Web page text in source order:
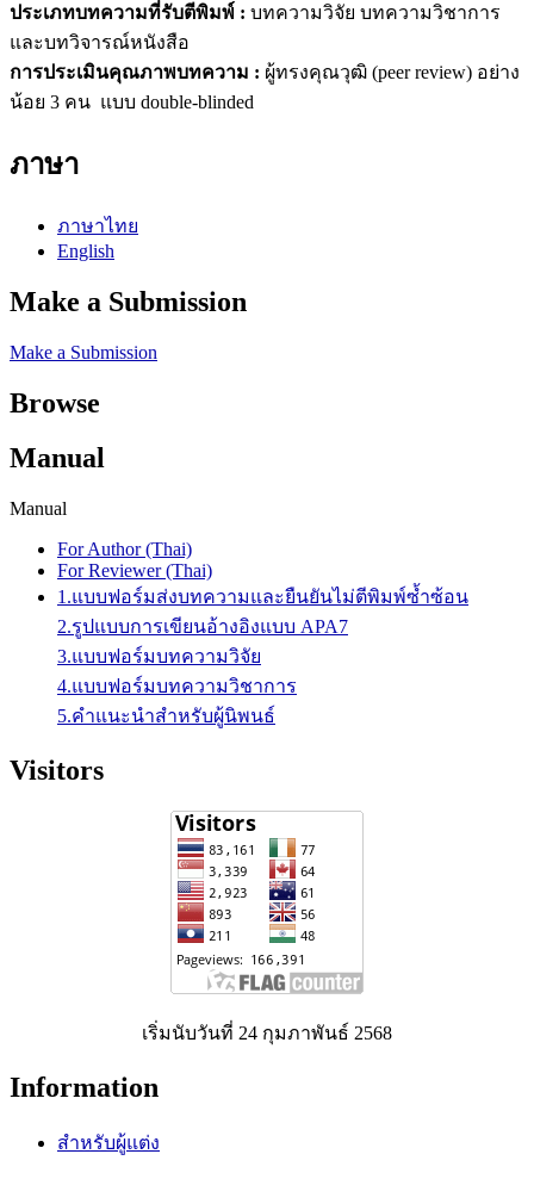
ประเภทบทความที่รับตีพิมพ์ : บทความวิจัย บทความวิชาการ
และบทวิจารณ์หนังสือ
การประเมินคุณภาพบทความ : ผู้ทรงคุณวุฒิ (peer review) อย่าง
น้อย 3 คน แบบ double-blinded
ภาษา
ภาษาไทย
English
Make a Submission
Make a Submission
Browse
Manual
Manual
For Author (Thai)
For Reviewer (Thai)
1.แบบฟอร์มส่งบทความและยืนยันไม่ตีพิมพ์ซ้ำซ้อน
2.รูปแบบการเขียนอ้างอิงแบบ APA7
3.แบบฟอร์มบทความวิจัย
4.แบบฟอร์มบทความวิชาการ
5.คำแนะนำสำหรับผู้นิพนธ์
Visitors
เริ่มนับวันที่ 24 กุมภาพันธ์ 2568
Information
สำหรับผู้แต่ง